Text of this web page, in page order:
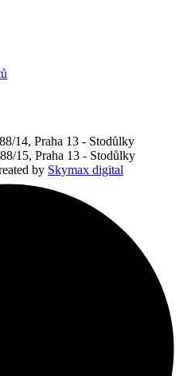
14, Praha 13 - Stodůlky
15, Praha 13 - Stodůlky
by Skymax digital